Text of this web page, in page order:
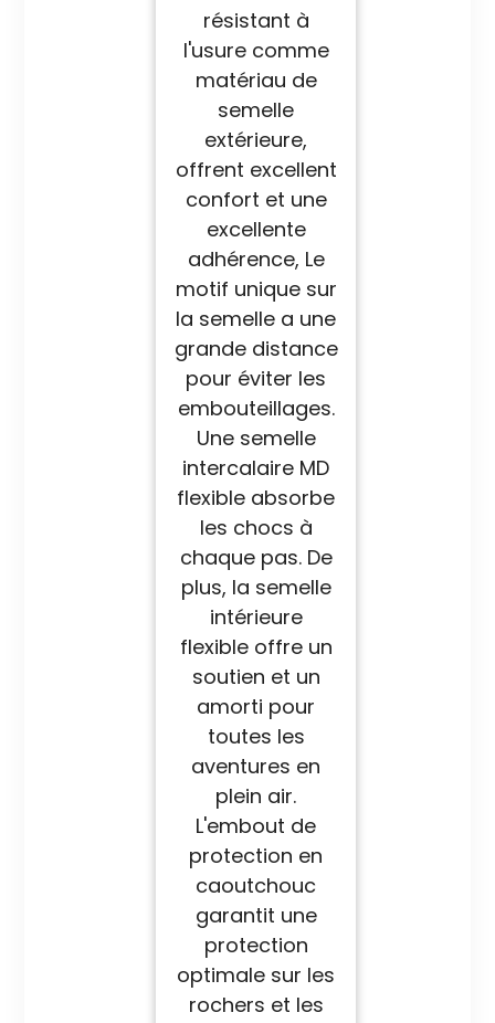
résistant à
l'usure comme
matériau de
semelle
extérieure,
offrent excellent
confort et une
excellente
adhérence, Le
motif unique sur
la semelle a une
grande distance
pour éviter les
embouteillages.
Une semelle
intercalaire MD
flexible absorbe
les chocs à
chaque pas. De
plus, la semelle
intérieure
flexible offre un
soutien et un
amorti pour
toutes les
aventures en
plein air.
L'embout de
protection en
caoutchouc
garantit une
protection
optimale sur les
rochers et les